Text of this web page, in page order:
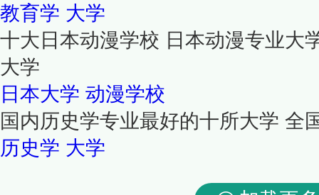
教育学 大学
十大日本动漫学校 日本动漫专业大
大学
日本大学 动漫学校
国内历史学专业最好的十所大学 全
历史学 大学